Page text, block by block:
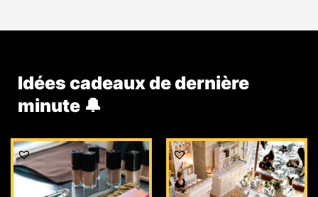
Idées cadeaux de dernière
minute 🔔